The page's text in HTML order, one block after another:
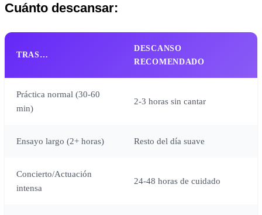
Cuánto descansar:
TRAS…
DESCANSO
RECOMENDADO
Práctica normal (30-60
min)
2-3 horas sin cantar
Ensayo largo (2+ horas) Resto del día suave
Concierto/Actuación
intensa
24-48 horas de cuidado